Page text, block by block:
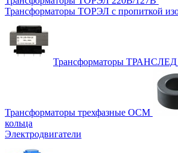
Трансформаторы ТОРЭЛ с пропиткой
Трансформаторы ТРАНСЛЕД
Трансформаторы трехфазные ОСМ
кольца
Электродвигатели